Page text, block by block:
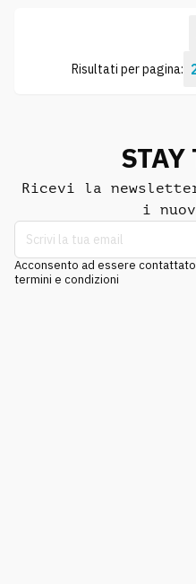
Risultati per pagina:
STAY
Ricevi la
i
Acconsento ad essere
termini e condizioni